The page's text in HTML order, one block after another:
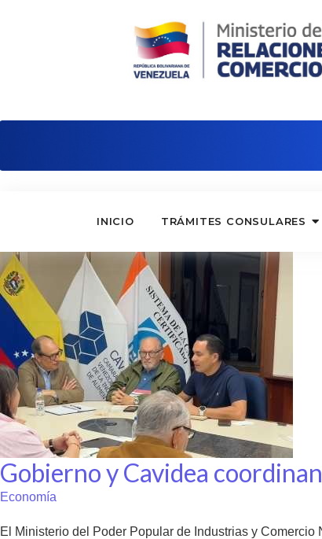
INICIO TRÁMITES CONSULARES
Gobierno y Cavidea
Economía
El Ministerio del Poder Popular de Industrias y